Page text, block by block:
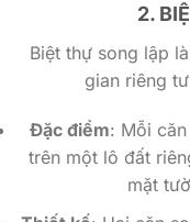
2.
Biệt thự song lập
gian riêng
Đặc điểm: Mỗi
trên một lô đất
mặt